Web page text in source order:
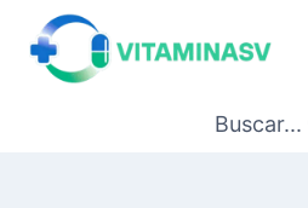
Saltar
contenido
Buscar...